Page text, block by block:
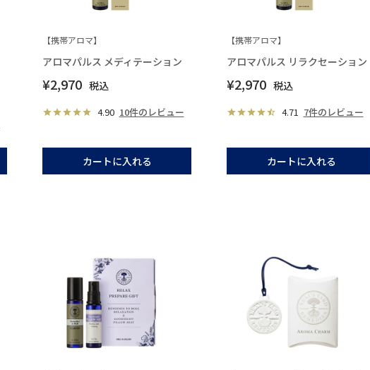
【携帯アロマ】
アロマパルス メディテーション
¥2,970 税込
4.90 10件のレビュー
カートに入れる
【携帯アロマ】
アロマパルス リラクセーション
¥2,970 税込
4.71 7件のレビュー
カートに入れる